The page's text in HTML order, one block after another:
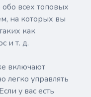
всех топовых
на которых вы
как
и т. д.
включают
легко управлять
у вас есть